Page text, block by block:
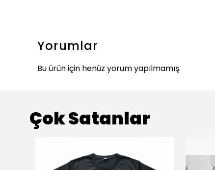
Yorumlar
Bu ürün için henüz yorum yapılmamış.
Çok Satanlar